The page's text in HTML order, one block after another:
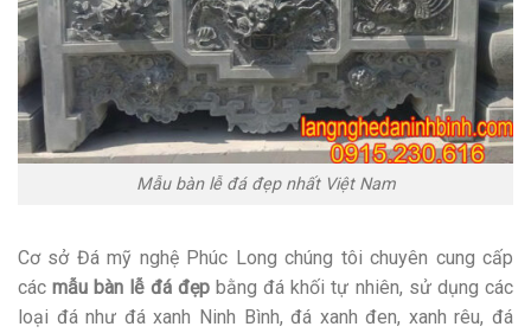
Mẫu bàn lễ đá đẹp nhất Việt Nam
Cơ sở Đá mỹ nghệ Phúc Long chúng tôi chuyên cung cấp
cácmẫu bàn lễ đá đẹpbằng đá khối tự nhiên, sử dụng các
loại đá như đá xanh Ninh Bình, đá xanh đen, xanh rêu, đá